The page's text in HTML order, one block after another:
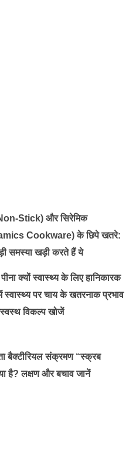
चम्मच करके ले लीजिये !
कभी नही पियेगे कोका-कोला
Stick) और सिरेमिक
Cookware) के छिपे खतरे:
समस्या खड़ी करते हैं ये
क्यों स्वास्थ्य के लिए हानिकारक
स्वास्थ्य पर चाय के खतरनाक प्रभाव
विकल्प खोजें
बैक्टीरियल संक्रमण “स्क्रब
है? लक्षण और बचाव जानें